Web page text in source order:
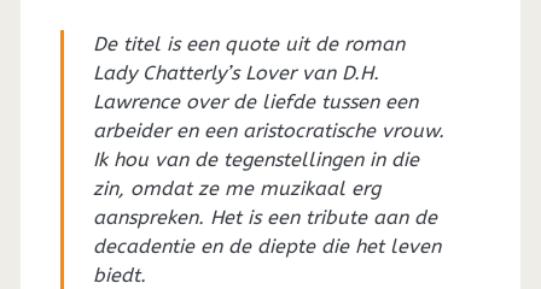
De titel is een quote uit de roman
Lady Chatterly’s Lover van D.H.
Lawrence over de liefde tussen een
arbeider en een aristocratische vrouw.
Ik hou van de tegenstellingen in die
zin, omdat ze me muzikaal erg
aanspreken. Het is een tribute aan de
decadentie en de diepte die het leven
biedt.